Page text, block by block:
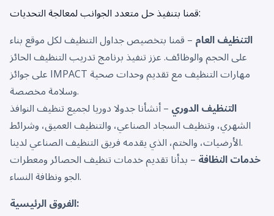
قمنا بتنفيذ حل متعدد الجوانب لمعالجة التحديات:
التنظيف العام – قمنا بتخصيص جداول التنظيف لكل موقع بناء
على الحجم والوظائف. عزز تنفيذ برنامج تدريب التنظيف الحائز
على جوائز IMPACT مهارات التنظيف مع تقديم وحدات صحية
وسلامة مخصصة.
التنظيف الدوري – أنشأنا جدولا دوريا لجميع تنظيف النوافذ
الشهري، وتنظيف السجاد الصناعي، والتنظيف العميق، وشرائط
الأرضيات، والختم، الذي يقدمه فريق التنظيف الصناعي لدينا.
خدمات النظافة – بدأنا تقديم خدمات تنظيف الحصائر ومعطرات
الجو ونظافة النساء.
الفروق الرئيسية: